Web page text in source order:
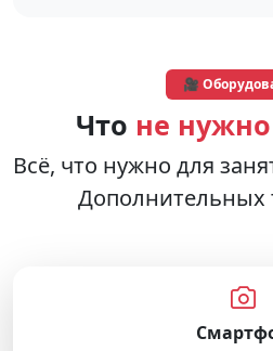
🎥
Что не
Всё, что нужно для
Дополнительных